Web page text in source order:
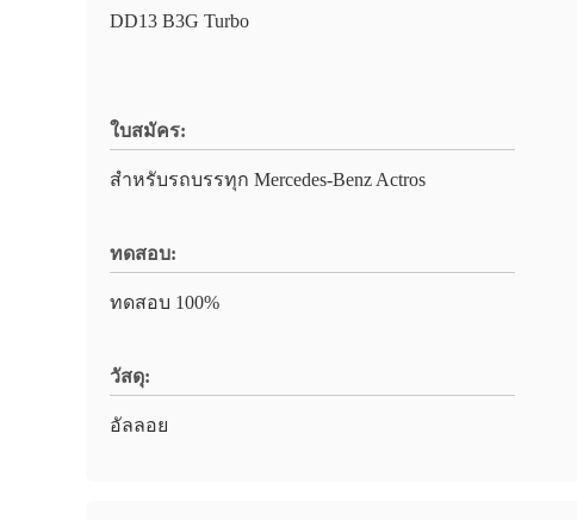
DD13 B3G Turbo
ใบสมัคร:
สำหรับรถบรรทุก Mercedes-Benz Actros
ทดสอบ:
ทดสอบ 100%
วัสดุ:
อัลลอย